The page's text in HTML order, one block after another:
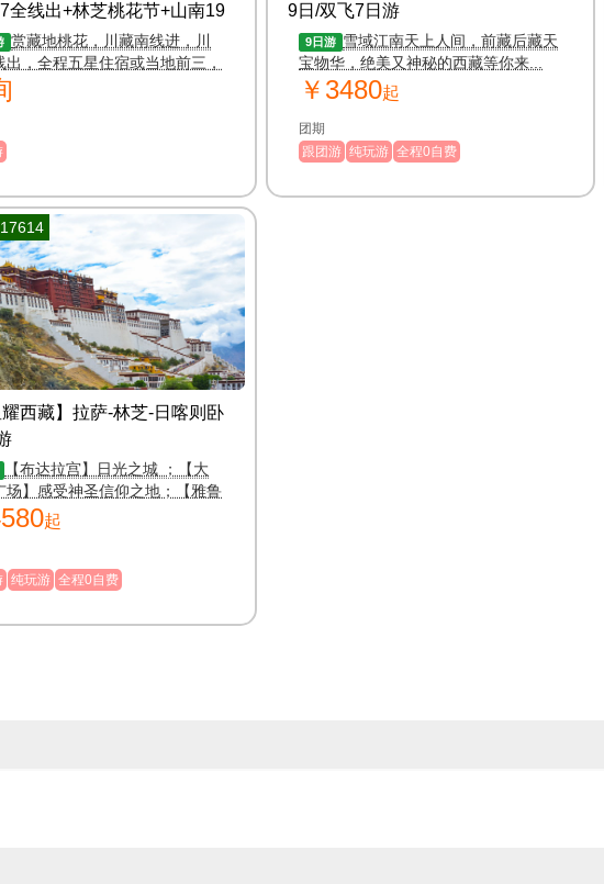
全线出+林芝桃花节+山南19
游（超豪华团）
赏藏地桃花，川藏南线进，川
出，全程五星住宿或当地前三，
的南迦巴瓦，赠送4个特色餐
9日/双飞7日游
9日游 雪域江南天上人间，前藏后藏天
宝物华，绝美又神秘的西藏等你来...
￥3480起
团期
跟团游 纯玩游 全程0自费
耀西藏】拉萨-林芝-日喀则卧
【布达拉宫】日光之城 ；【大
场】感受神圣信仰之地；【雅鲁
峡谷】世界最大峡谷 【藏民俗
访高原中的世外桃源；【羊卓雍
大圣湖之— ；【日喀则】后藏
走进真正的西藏；【扎什伦布
起
纯玩游 全程0自费